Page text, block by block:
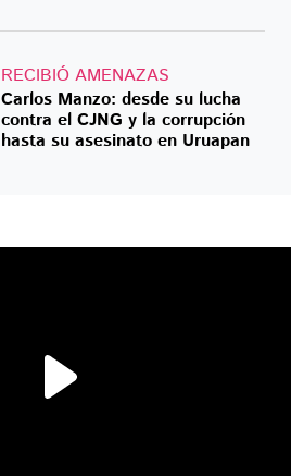
RECIBIÓ AMENAZAS
Carlos Manzo: desde su lucha
contra el CJNG y la corrupción
hasta su asesinato en Uruapan